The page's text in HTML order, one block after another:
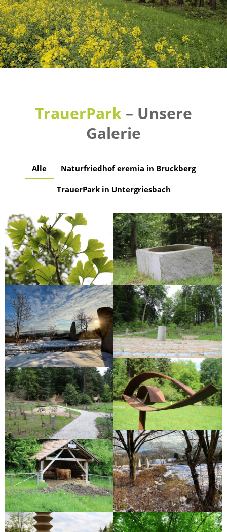
TrauerPark – Unsere
Galerie
Alle Naturfriedhof eremia in Bruckberg
TrauerPark in Untergriesbach